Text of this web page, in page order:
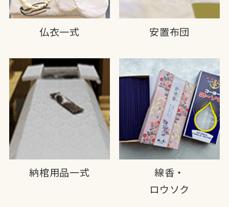
仏衣一式 安置布団
納棺用品一式
線香・
ロウソク